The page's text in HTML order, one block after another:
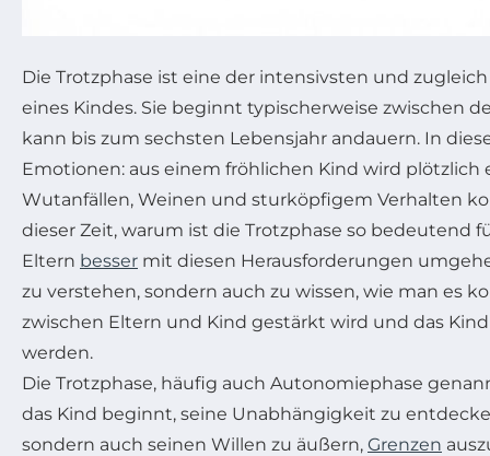
Die Trotzphase ist eine der intensivsten und
eines Kindes. Sie beginnt typischerweise zwischen
kann bis zum sechsten Lebensjahr andauern. In
Emotionen: aus einem fröhlichen Kind wird plötzlich
Wutanfällen, Weinen und sturköpfigem Verhalten
dieser Zeit, warum ist die Trotzphase so
Eltern besser mit diesen Herausforderungen
zu verstehen, sondern auch zu wissen, wie man es
zwischen Eltern und Kind gestärkt wird und das
werden.
Die Trotzphase, häufig auch Autonomiephase
das Kind beginnt, seine Unabhängigkeit zu
sondern auch seinen Willen zu äußern, Grenzen